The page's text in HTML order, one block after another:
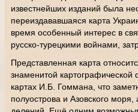
известнейших изданий была
переиздававшаяся карта
время особенный интерес в
русско-турецкими войнами,
Представленная карта
знаменитой
картах И.Б. Гоммана, что
полуострова и Азовского